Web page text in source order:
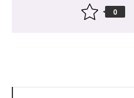
0